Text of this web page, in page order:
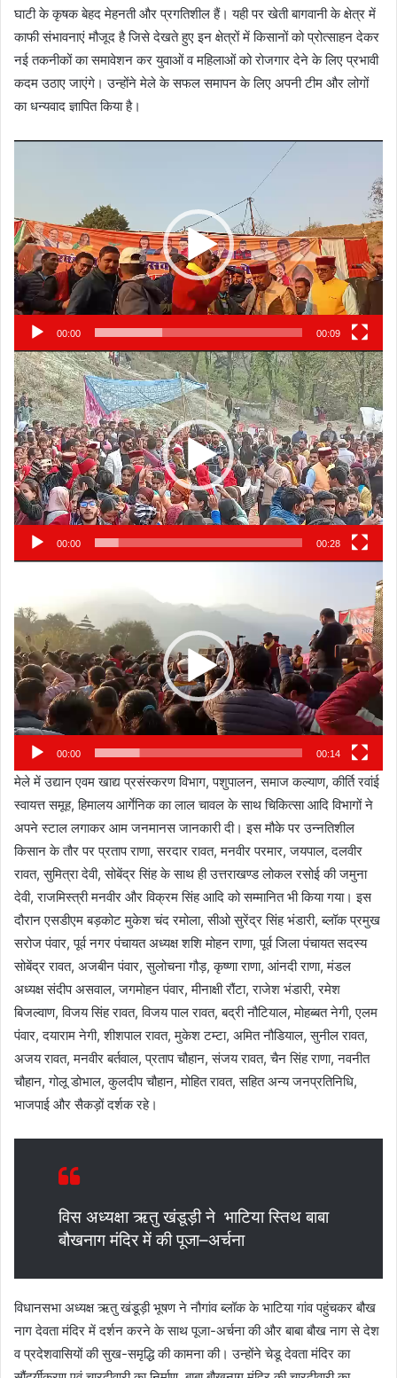
घाटी के कृषक बेहद मेहनती और प्रगतिशील हैं। यही पर खेती बागवानी के क्षेत्र में
काफी संभावनाएं मौजूद है जिसे देखते हुए इन क्षेत्रों में किसानों को प्रोत्साहन देकर
नई तकनीकों का समावेशन कर युवाओं व महिलाओं को रोजगार देने के लिए प्रभावी
कदम उठाए जाएंगे। उन्होंने मेले के सफल समापन के लिए अपनी टीम और लोगों
का धन्यवाद ज्ञापित किया है।
00:00 00:09
Video
Player
00:00 00:28
00:00 00:14
मेले में उद्यान एवम खाद्य प्रसंस्करण विभाग, पशुपालन, समाज कल्याण, कीर्ति रवांई
स्वायत्त समूह, हिमालय आर्गेनिक का लाल चावल के साथ चिकित्सा आदि विभागों ने
अपने स्टाल लगाकर आम जनमानस जानकारी दी। इस मौके पर उन्नतिशील
किसान के तौर पर प्रताप राणा, सरदार रावत, मनवीर परमार, जयपाल, दलवीर
रावत, सुमित्रा देवी, सोबेंद्र सिंह के साथ ही उत्तराखण्ड लोकल रसोई की जमुना
देवी, राजमिस्त्री मनवीर और विक्रम सिंह आदि को सम्मानित भी किया गया। इस
दौरान एसडीएम बड़कोट मुकेश चंद रमोला, सीओ सुरेंद्र सिंह भंडारी, ब्लॉक प्रमुख
सरोज पंवार, पूर्व नगर पंचायत अध्यक्ष शशि मोहन राणा, पूर्व जिला पंचायत सदस्य
सोबेंद्र रावत, अजबीन पंवार, सुलोचना गौड़, कृष्णा राणा, आंनदी राणा, मंडल
अध्यक्ष संदीप असवाल, जगमोहन पंवार, मीनाक्षी रौंटा, राजेश भंडारी, रमेश
बिजल्वाण, विजय सिंह रावत, विजय पाल रावत, बद्री नौटियाल, मोहब्बत नेगी, एलम
पंवार, दयाराम नेगी, शीशपाल रावत, मुकेश टम्टा, अमित नौडियाल, सुनील रावत,
अजय रावत, मनवीर बर्तवाल, प्रताप चौहान, संजय रावत, चैन सिंह राणा, नवनीत
चौहान, गोलू डोभाल, कुलदीप चौहान, मोहित रावत, सहित अन्य जनप्रतिनिधि,
भाजपाई और सैकड़ों दर्शक रहे।
विस अध्यक्षा ऋतु खंडूड़ी ने भाटिया स्तिथ बाबा
बौखनाग मंदिर में की पूजा–अर्चना
विधानसभा अध्यक्ष ऋतु खंडूड़ी भूषण ने नौगांव ब्लॉक के भाटिया गांव पहुंचकर बौख
नाग देवता मंदिर में दर्शन करने के साथ पूजा-अर्चना की और बाबा बौख नाग से देश
व प्रदेशवासियों की सुख-समृद्धि की कामना की। उन्होंने चेडू देवता मंदिर का